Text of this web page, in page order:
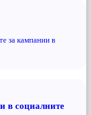
за кампании в
в социалните